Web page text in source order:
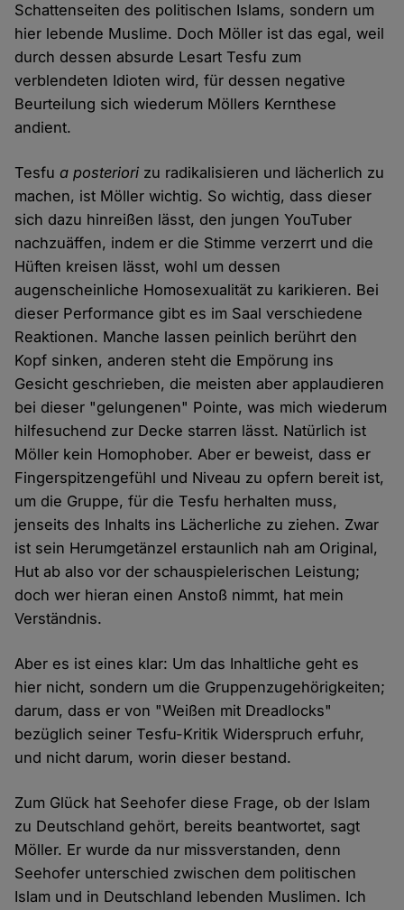
Schattenseiten des politischen Islams, sondern um
hier lebende Muslime. Doch Möller ist das egal, weil
durch dessen absurde Lesart Tesfu zum
verblendeten Idioten wird, für dessen negative
Beurteilung sich wiederum Möllers Kernthese
andient.
Tesfua posteriori zu radikalisieren und lächerlich zu
machen, ist Möller wichtig. So wichtig, dass dieser
sich dazu hinreißen lässt, den jungen YouTuber
nachzuäffen, indem er die Stimme verzerrt und die
Hüften kreisen lässt, wohl um dessen
augenscheinliche Homosexualität zu karikieren. Bei
dieser Performance gibt es im Saal verschiedene
Reaktionen. Manche lassen peinlich berührt den
Kopf sinken, anderen steht die Empörung ins
Gesicht geschrieben, die meisten aber applaudieren
bei dieser "gelungenen" Pointe, was mich wiederum
hilfesuchend zur Decke starren lässt. Natürlich ist
Möller kein Homophober. Aber er beweist, dass er
Fingerspitzengefühl und Niveau zu opfern bereit ist,
um die Gruppe, für die Tesfu herhalten muss,
jenseits des Inhalts ins Lächerliche zu ziehen. Zwar
ist sein Herumgetänzel erstaunlich nah am Original,
Hut ab also vor der schauspielerischen Leistung;
doch wer hieran einen Anstoß nimmt, hat mein
Verständnis.
Aber es ist eines klar: Um das Inhaltliche geht es
hier nicht, sondern um die Gruppenzugehörigkeiten;
darum, dass er von "Weißen mit Dreadlocks"
bezüglich seiner Tesfu-Kritik Widerspruch erfuhr,
und nicht darum, worin dieser bestand.
Zum Glück hat Seehofer diese Frage, ob der Islam
zu Deutschland gehört, bereits beantwortet, sagt
Möller. Er wurde da nur missverstanden, denn
Seehofer unterschied zwischen dem politischen
Islam und in Deutschland lebenden Muslimen. Ich